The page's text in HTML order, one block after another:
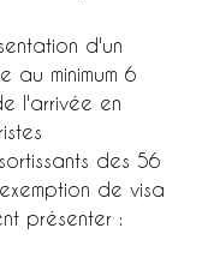
d'un
au minimum 6
l'arrivée en
des 56
de visa
présenter :